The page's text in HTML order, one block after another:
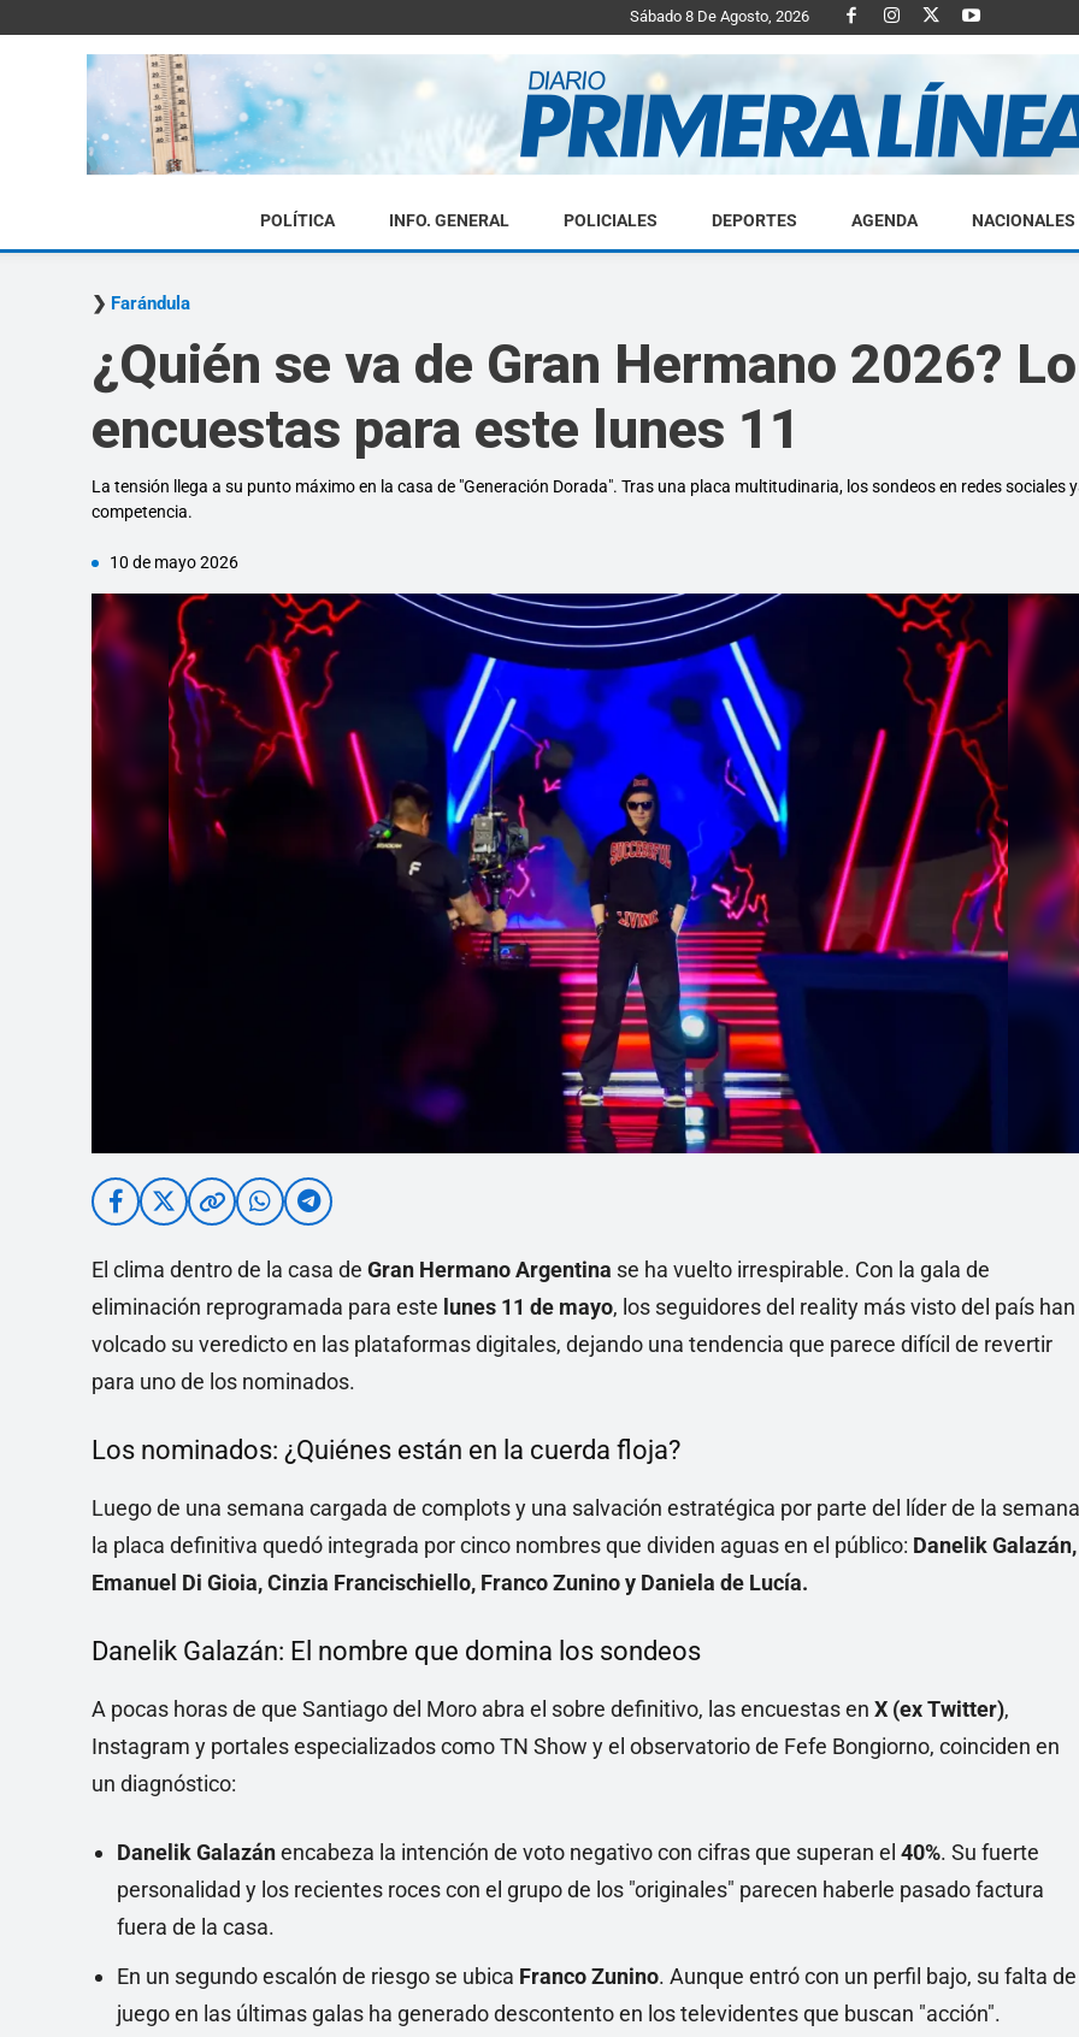
Sábado 8 De Agosto, 2026
Diario
POLÍTICA INFO. GENERAL POLICIALES DEPORTES AGENDA NACIONALES
Farándula
¿Quién se va de Gran Hermano 2026?
encuestas para este lunes 11
La tensión llega a su punto máximo en la casa de "Generación Dorada". Tras una placa multitudinaria, los sondeos en redes
competencia.
10 de mayo 2026
El clima dentro de la casa de Gran Hermano Argentina se ha vuelto irrespirable. Con la gala de
eliminación reprogramada para este lunes 11 de mayo, los seguidores del reality más visto del país han
volcado su veredicto en las plataformas digitales, dejando una tendencia que parece difícil de revertir
para uno de los nominados.
Los nominados: ¿Quiénes están en la cuerda floja?
Luego de una semana cargada de complots y una salvación estratégica por parte del líder de la
la placa definitiva quedó integrada por cinco nombres que dividen aguas en el público: Danelik Galazán,
Emanuel Di Gioia, Cinzia Francischiello, Franco Zunino y Daniela de Lucía.
Danelik Galazán: El nombre que domina los sondeos
A pocas horas de que Santiago del Moro abra el sobre definitivo, las encuestas en X (ex Twitter),
Instagram y portales especializados como TN Show y el observatorio de Fefe Bongiorno, coinciden en
un diagnóstico:
Danelik Galazánencabeza la intención de voto negativo con cifras que superan el 40%. Su fuerte
personalidad y los recientes roces con el grupo de los "originales" parecen haberle pasado factura
fuera de la casa.
En un segundo escalón de riesgo se ubica Franco Zunino. Aunque entró con un perfil bajo, su falta de
juego en las últimas galas ha generado descontento en los televidentes que buscan "acción".